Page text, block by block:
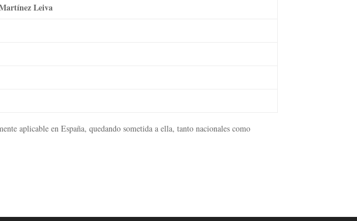
Leiva
aplicable en España, quedando sometida a ella, tanto nacionales como